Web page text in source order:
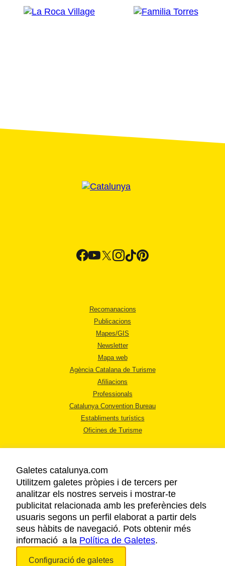
Recomanacions
Publicacions
Mapes/GIS
Newsletter
Mapa web
Agència Catalana de Turisme
Afiliacions
Professionals
Catalunya Convention Bureau
Establiments turístics
Oficines de Turisme
AVÍS LEGAL
POLÍTICA DE PRIVACITAT
COOKIES
ACCESSIBILITAT
Galetes catalunya.com
Utilitzem galetes pròpies i de tercers per
analitzar els nostres serveis i mostrar-te
publicitat relacionada amb les preferències dels
usuaris segons un perfil elaborat a partir dels
seus hàbits de navegació. Pots obtenir més
informació a la Política de Galetes.
Configuració de galetes